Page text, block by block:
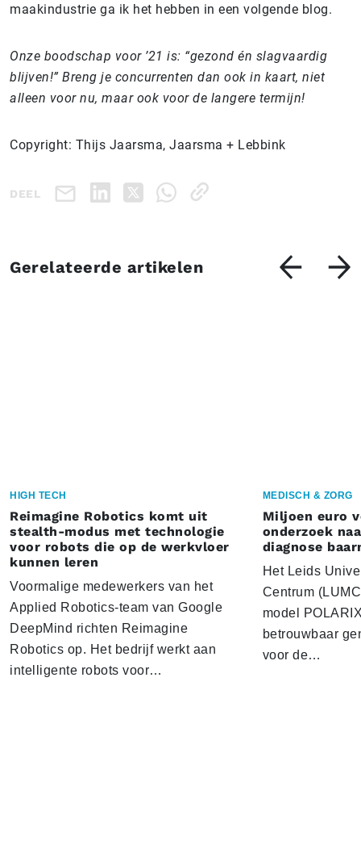
maakindustrie ga ik het hebben in een volgende blog.
Onze boodschap voor ’21 is: “gezond én slagvaardig
blijven!” Breng je concurrenten dan ook in kaart, niet
alleen voor nu, maar ook voor de langere termijn!
Copyright: Thijs Jaarsma, Jaarsma + Lebbink
DEEL
Gerelateerde artikelen
HIGH TECH
Reimagine Robotics komt uit
stealth-modus met technologie
voor robots die op de werkvloer
kunnen leren
Voormalige medewerkers van het
Applied Robotics-team van Google
DeepMind richten Reimagine
Robotics op. Het bedrijf werkt aan
intelligente robots voor…
MEDISCH & ZORG
Miljoen euro
onderzoek
diagnose
Het Leids
Centrum
model
betrouwbaar
voor de…